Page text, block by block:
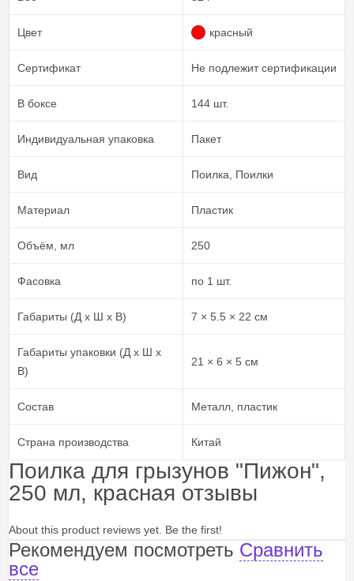
Цвет красный
Сертификат Не подлежит сертификации
В боксе 144 шт.
Индивидуальная упаковка Пакет
Вид Поилка, Поилки
Материал Пластик
Объём, мл 250
Фасовка по 1 шт.
Габариты (Д х Ш х В) 7 × 5.5 × 22 см
Габариты упаковки (Д х Ш х
В)
21 × 6 × 5 см
Состав Металл, пластик
Страна производства Китай
Поилка для грызунов "Пижон",
250 мл, красная отзывы
About this product reviews yet. Be the first!
Рекомендуем посмотреть Сравнить
все